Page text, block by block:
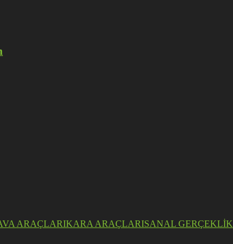
ARAÇLARIKARA ARAÇLARISANAL GERÇEKLİK